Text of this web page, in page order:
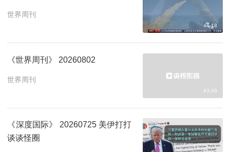
世界周刊
44:18
《世界周刊》 20260802
世界周刊
43:49
《深度国际》 20260725 美伊打打
谈谈怪圈